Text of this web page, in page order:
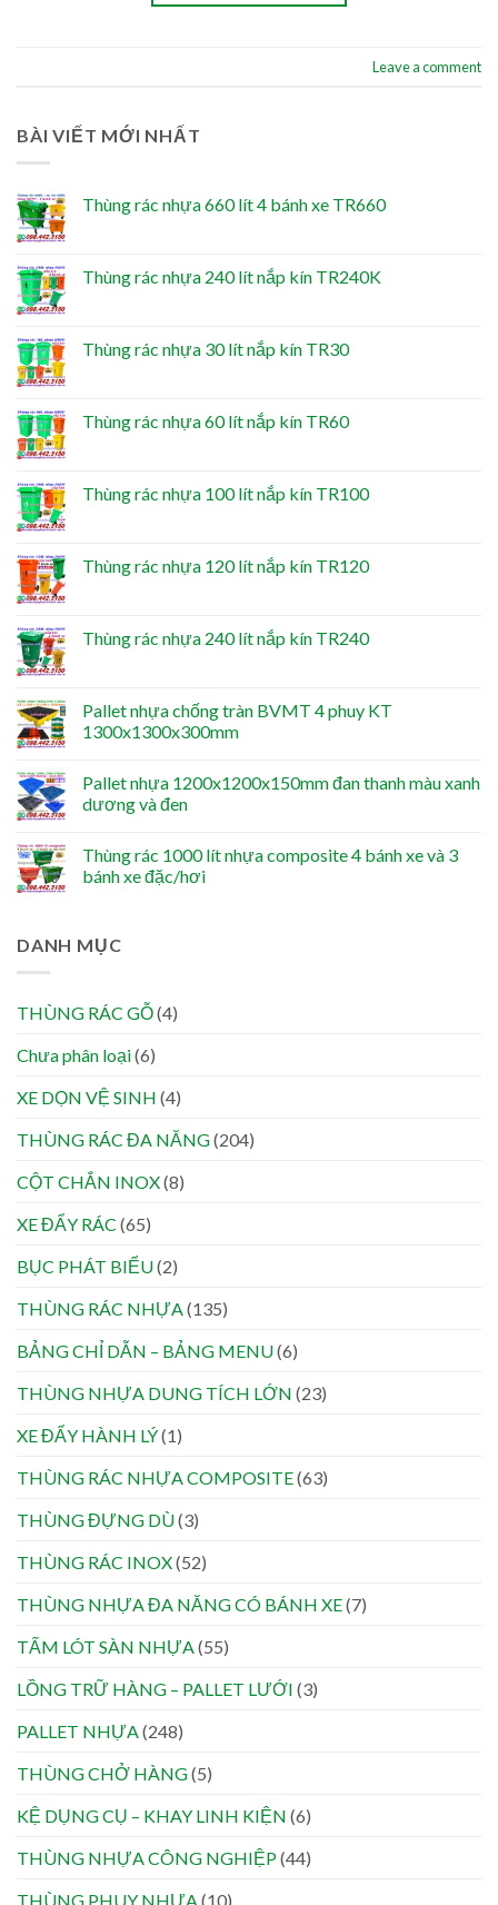
Leave a comment
BÀI VIẾT MỚI NHẤT
Thùng rác nhựa 660 lít 4 bánh xe TR660
Thùng rác nhựa 240 lít nắp kín TR240K
Thùng rác nhựa 30 lít nắp kín TR30
Thùng rác nhựa 60 lít nắp kín TR60
Thùng rác nhựa 100 lít nắp kín TR100
Thùng rác nhựa 120 lít nắp kín TR120
Thùng rác nhựa 240 lít nắp kín TR240
Pallet nhựa chống tràn BVMT 4 phuy KT
1300x1300x300mm
Pallet nhựa 1200x1200x150mm đan thanh màu xanh
dương và đen
Thùng rác 1000 lít nhựa composite 4 bánh xe và 3
bánh xe đặc/hơi
DANH MỤC
THÙNG RÁC GỖ(4)
Chưa phân loại(6)
XE DỌN VỆ SINH (4)
THÙNG RÁC ĐA NĂNG(204)
CỘT CHẮN INOX(8)
XE ĐẨY RÁC (65)
BỤC PHÁT BIỂU(2)
THÙNG RÁC NHỰA (135)
BẢNG CHỈ DẪN – BẢNG MENU(6)
THÙNG NHỰA DUNG TÍCH LỚN (23)
XE ĐẨY HÀNH LÝ(1)
THÙNG RÁC NHỰA COMPOSITE(63)
THÙNG ĐỰNG DÙ(3)
THÙNG RÁC INOX(52)
THÙNG NHỰA ĐA NĂNG CÓ BÁNH XE(7)
TẤM LÓT SÀN NHỰA (55)
LỒNG TRỮ HÀNG – PALLET LƯỚI (3)
PALLET NHỰA (248)
THÙNG CHỞ HÀNG(5)
KỆ DỤNG CỤ – KHAY LINH KIỆN (6)
THÙNG NHỰA CÔNG NGHIỆP(44)
THÙNG PHUY NHỰA (10)